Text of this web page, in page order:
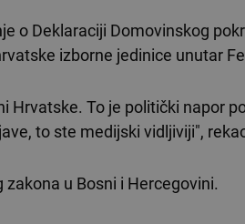
o Deklaraciji Domovinskog
izborne jedinice unutar
Hrvatske. To je politički napor
to ste medijski vidljiviji",
u Bosni i Hercegovini.